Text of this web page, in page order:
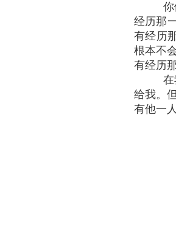
经历那
有经历
根本不
有经历
给我。
有他一